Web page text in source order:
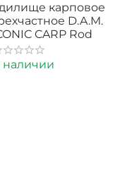
карповое
D.A.M.
CARP Rod
наличии